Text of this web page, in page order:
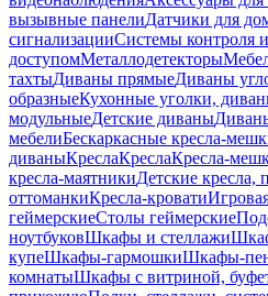
вызывные панелиДатчики для
сигнализацииСистемы контроля
доступомМеталлодетекторы
тахтыДиваны прямыеДиваны
образныеКухонные уголки,
модульныеДетские диваны
мебелиБескаркасные кресла-
диваныКреслаКреслаКресла-
кресла-маятникиДетские кресла,
оттоманкиКресла-кровати
геймерскиеСтолы геймерские
ноутбуковШкафы и стеллажи
купеШкафы-гармошкиШкафы-
комнатыШкафы с витриной,